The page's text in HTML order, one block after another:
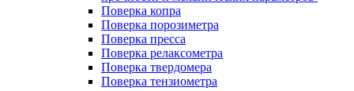
Поверка копра
Поверка порозиметра
Поверка пресса
Поверка релаксометра
Поверка твердомера
Поверка тензиометра